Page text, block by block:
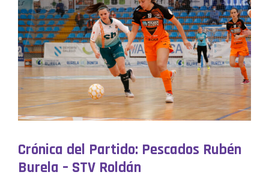
Crónica del Partido: Pescados Rubén
Burela – STV Roldán